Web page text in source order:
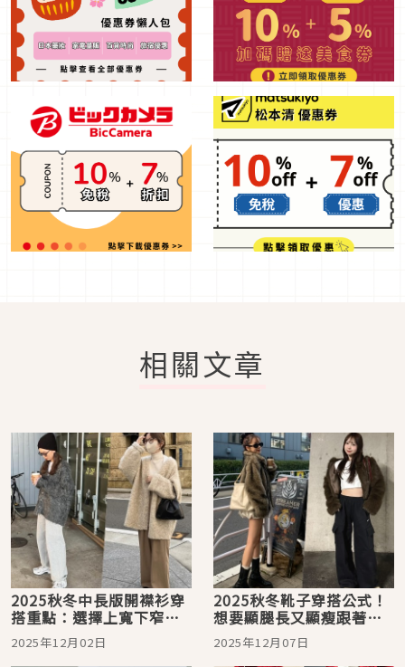
相關文章
2025秋冬中長版開襟衫穿
搭重點：選擇上寬下窄輕
鬆營造顯瘦-3kg
2025年12月02日
2025秋冬靴子穿搭公式！
想要顯腿長又顯瘦跟著日
本女生這樣搭
2025年12月07日